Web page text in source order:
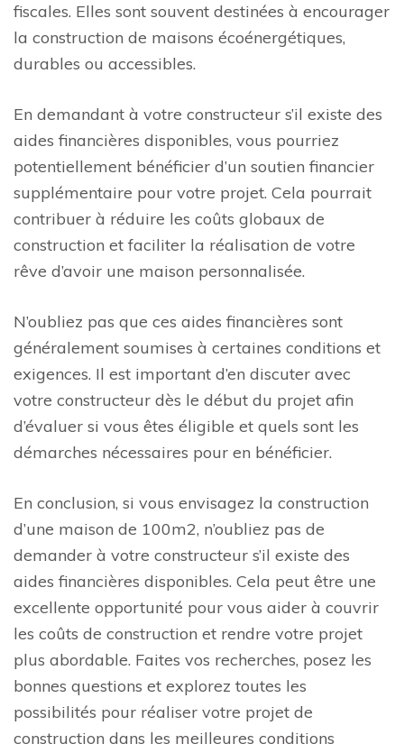
fiscales. Elles sont souvent destinées à encourager
la construction de maisons écoénergétiques,
durables ou accessibles.
En demandant à votre constructeur s’il existe des
aides financières disponibles, vous pourriez
potentiellement bénéficier d’un soutien financier
supplémentaire pour votre projet. Cela pourrait
contribuer à réduire les coûts globaux de
construction et faciliter la réalisation de votre
rêve d’avoir une maison personnalisée.
N’oubliez pas que ces aides financières sont
généralement soumises à certaines conditions et
exigences. Il est important d’en discuter avec
votre constructeur dès le début du projet afin
d’évaluer si vous êtes éligible et quels sont les
démarches nécessaires pour en bénéficier.
En conclusion, si vous envisagez la construction
d’une maison de 100m2, n’oubliez pas de
demander à votre constructeur s’il existe des
aides financières disponibles. Cela peut être une
excellente opportunité pour vous aider à couvrir
les coûts de construction et rendre votre projet
plus abordable. Faites vos recherches, posez les
bonnes questions et explorez toutes les
possibilités pour réaliser votre projet de
construction dans les meilleures conditions